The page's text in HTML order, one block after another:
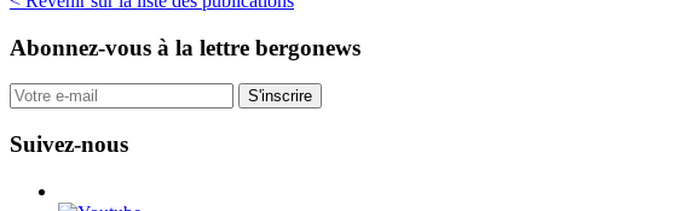
Abonnez-vous à la lettre bergonews
S'inscrire
Suivez-nous